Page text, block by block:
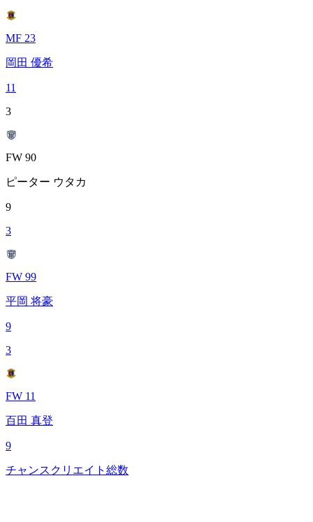
MF 23
岡田 優希
11
3
FW 90
ピーター ウタカ
9
3
FW 99
平岡 将豪
9
3
FW 11
百田 真登
9
チャンスクリエイト総数